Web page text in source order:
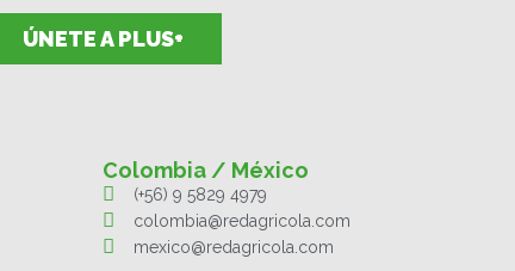
ÚNETE A PLUS+
Colombia / México
(+56) 9 5829 4979
colombia@redagricola.com
mexico@redagricola.com